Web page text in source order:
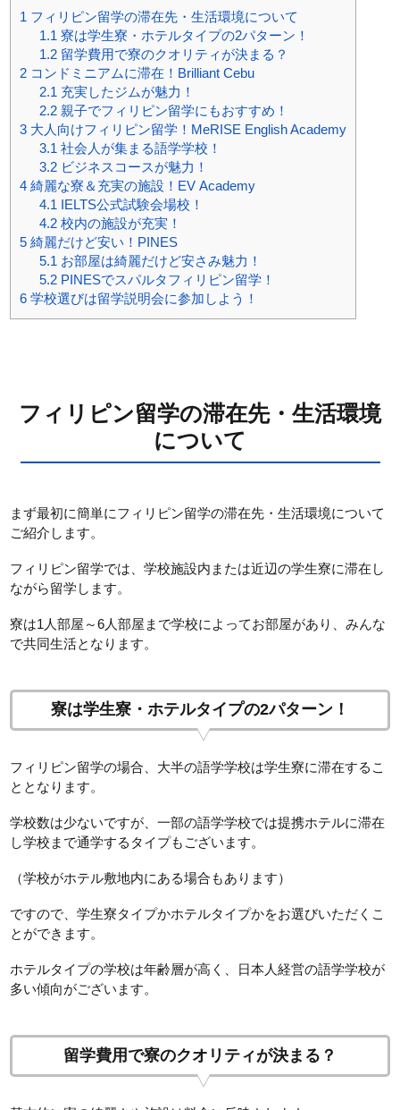
1 フィリピン留学の滞在先・生活環境について
1.1 寮は学生寮・ホテルタイプの2パターン！
1.2 留学費用で寮のクオリティが決まる？
2 コンドミニアムに滞在！Brilliant Cebu
2.1 充実したジムが魅力！
2.2 親子でフィリピン留学にもおすすめ！
3 大人向けフィリピン留学！MeRISE English Academy
3.1 社会人が集まる語学学校！
3.2 ビジネスコースが魅力！
4 綺麗な寮＆充実の施設！EV Academy
4.1 IELTS公式試験会場校！
4.2 校内の施設が充実！
5 綺麗だけど安い！PINES
5.1 お部屋は綺麗だけど安さみ魅力！
5.2 PINESでスパルタフィリピン留学！
6 学校選びは留学説明会に参加しよう！
フィリピン留学の滞在先・生活環境
について
まず最初に簡単にフィリピン留学の滞在先・生活環境について
ご紹介します。
フィリピン留学では、学校施設内または近辺の学生寮に滞在し
ながら留学します。
寮は1人部屋～6人部屋まで学校によってお部屋があり、みんな
で共同生活となります。
寮は学生寮・ホテルタイプの2パターン！
フィリピン留学の場合、大半の語学学校は学生寮に滞在するこ
ととなります。
学校数は少ないですが、一部の語学学校では提携ホテルに滞在
し学校まで通学するタイプもございます。
（学校がホテル敷地内にある場合もあります）
ですので、学生寮タイプかホテルタイプかをお選びいただくこ
とができます。
ホテルタイプの学校は年齢層が高く、日本人経営の語学学校が
多い傾向がございます。
留学費用で寮のクオリティが決まる？